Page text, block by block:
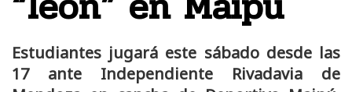
Estudiantes jugará este sábado desde las
17 ante Independiente Rivadavia de